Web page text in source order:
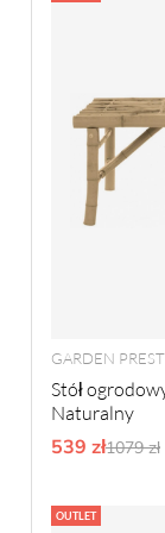
GARDEN
Stół
Naturalny
539 zł1079 zł
OUTLET